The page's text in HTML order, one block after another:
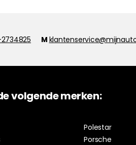
M
volgende merken:
Polestar
Porsche